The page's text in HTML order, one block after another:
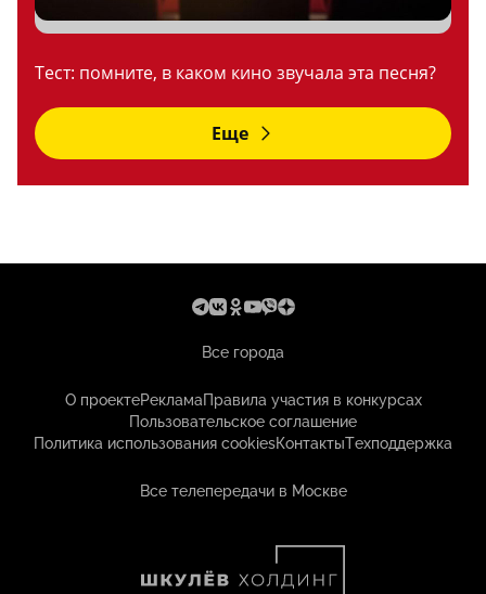
Тест: помните, в каком кино звучала эта песня?
Еще
Все города
О проектеРекламаПравила участия в конкурсах
Пользовательское соглашение
Политика использования cookiesКонтактыТехподдержка
Все телепередачи в Москве